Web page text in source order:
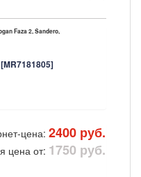
Faza 2, Sandero,
цена: 2400 руб.
цена от: 1750 руб.